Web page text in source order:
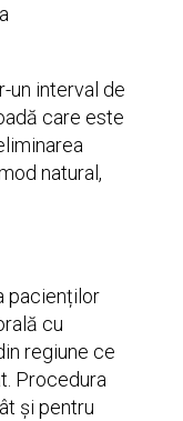
un interval de
care este
natural,
pacienților
cu
regiune ce
Procedura
și pentru